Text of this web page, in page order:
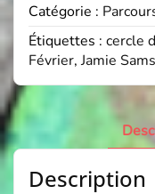
Femmes
-
Février
Catégorie :
Étiquettes : cercle
Février, Jamie Sams
Description